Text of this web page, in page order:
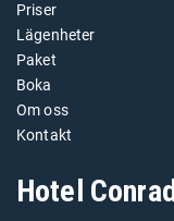
Priser
Lägenheter
Paket
Boka
Om oss
Kontakt
Hotel Conrad